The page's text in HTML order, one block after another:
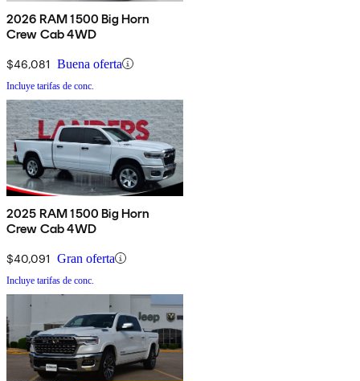
2026 RAM 1500 Big Horn
Crew Cab 4WD
$46,081 Buena oferta
Incluye tarifas de conc.
2025 RAM 1500 Big Horn
Crew Cab 4WD
$40,091 Gran oferta
Incluye tarifas de conc.